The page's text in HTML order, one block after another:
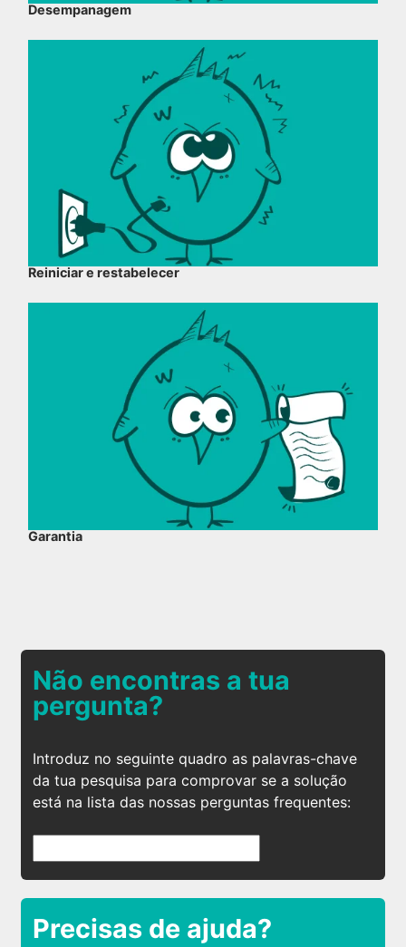
Desempanagem
Reiniciar e restabelecer
Garantia
Não encontras a tua
pergunta?
Introduz no seguinte quadro as palavras-chave
da tua pesquisa para comprovar se a solução
está na lista das nossas perguntas frequentes:
Precisas de ajuda?